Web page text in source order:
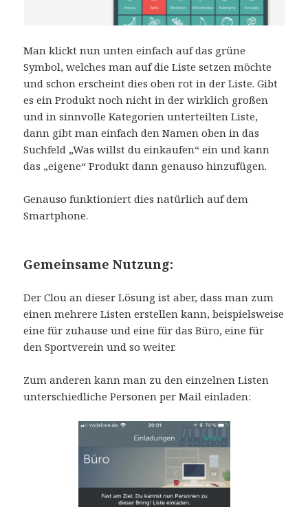
Man klickt nun unten einfach auf das grüne
Symbol, welches man auf die Liste setzen möchte
und schon erscheint dies oben rot in der Liste. Gibt
es ein Produkt noch nicht in der wirklich großen
und in sinnvolle Kategorien unterteilten Liste,
dann gibt man einfach den Namen oben in das
Suchfeld „Was willst du einkaufen“ ein und kann
das „eigene“ Produkt dann genauso hinzufügen.
Genauso funktioniert dies natürlich auf dem
Smartphone.
Gemeinsame Nutzung:
Der Clou an dieser Lösung ist aber, dass man zum
einen mehrere Listen erstellen kann, beispielsweise
eine für zuhause und eine für das Büro, eine für
den Sportverein und so weiter.
Zum anderen kann man zu den einzelnen Listen
unterschiedliche Personen per Mail einladen: